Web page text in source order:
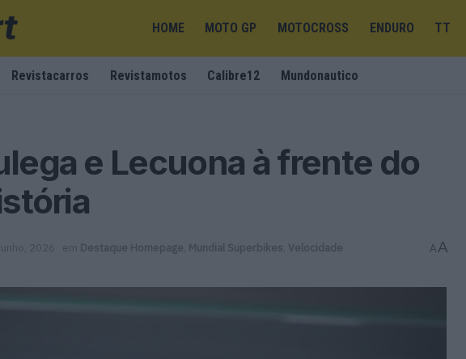
HOME MOTO GP MOTOCROSS ENDURO TT
Revistacarros Revistamotos Calibre12 Mundonautico
e Lecuona à frente do
2026 em Destaque Homepage Mundial Superbikes Velocidade AA